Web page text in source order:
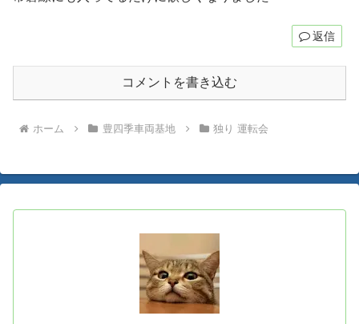
返信
コメントを書き込む
ホーム 豊四季車両基地 独り 運転会